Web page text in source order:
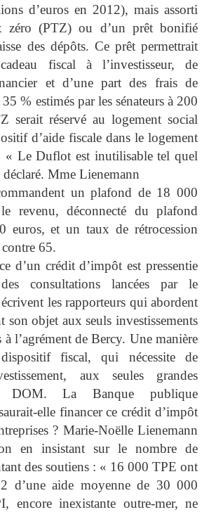
d’euros en 2012), mais assorti
zéro (PTZ) ou d’un prêt bonifié
des dépôts. Ce prêt permettrait
fiscal à l’investisseur, de
et d’une part des frais de
% estimés par les sénateurs à 200
serait réservé au logement social
d’aide fiscale dans le logement
« Le Duflot est inutilisable tel quel
Mme Lienemann
un plafond de 18 000
revenu, déconnecté du plafond
euros, et un taux de rétrocession
65.
d’un crédit d’impôt est pressentie
consultations lancées par le
les rapporteurs qui abordent
son objet aux seuls investissements
l’agrément de Bercy. Une manière
fiscal, qui nécessite de
aux seules grandes
DOM. La Banque publique
elle financer ce crédit d’impôt
? Marie-Noëlle Lienemann
en insistant sur le nombre de
des soutiens : « 16 000 TPE ont
d’une aide moyenne de 30 000
encore inexistante outre-mer, ne